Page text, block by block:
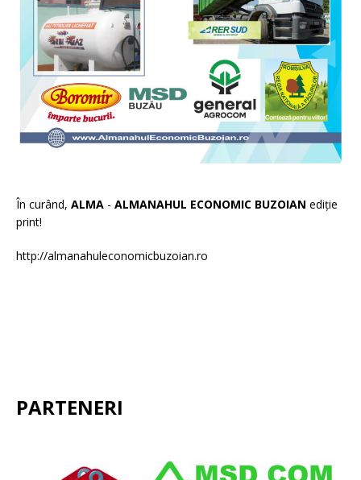
În curând, ALMA - ALMANAHUL ECONOMIC BUZOIAN ediție
print!
http://almanahuleconomicbuzoian.ro
PARTENERI